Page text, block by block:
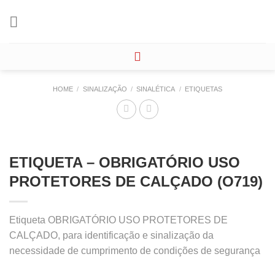
HOME / SINALIZAÇÃO / SINALÉTICA / ETIQUETAS
ETIQUETA – OBRIGATÓRIO USO
PROTETORES DE CALÇADO (O719)
Etiqueta OBRIGATÓRIO USO PROTETORES DE
CALÇADO, para identificação e sinalização da
necessidade de cumprimento de condições de segurança